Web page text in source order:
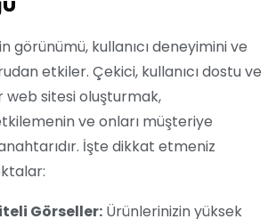
görünümü, kullanıcı deneyimini ve
etkiler. Çekici, kullanıcı dostu ve
web sitesi oluşturmak,
ve onları müşteriye
İşte dikkat etmeniz
Görseller: Ürünlerinizin yüksek